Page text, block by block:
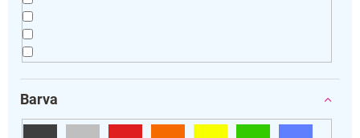
Barva